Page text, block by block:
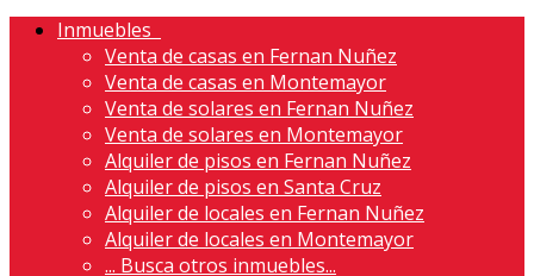
Inmuebles
Venta de casas en Fernan Nuñez
Venta de casas en Montemayor
Venta de solares en Fernan Nuñez
Venta de solares en Montemayor
Alquiler de pisos en Fernan Nuñez
Alquiler de pisos en Santa Cruz
Alquiler de locales en Fernan Nuñez
Alquiler de locales en Montemayor
... Busca otros inmuebles...